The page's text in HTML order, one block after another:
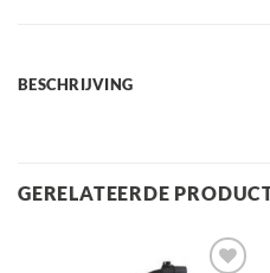
BESCHRIJVING
GERELATEERDE